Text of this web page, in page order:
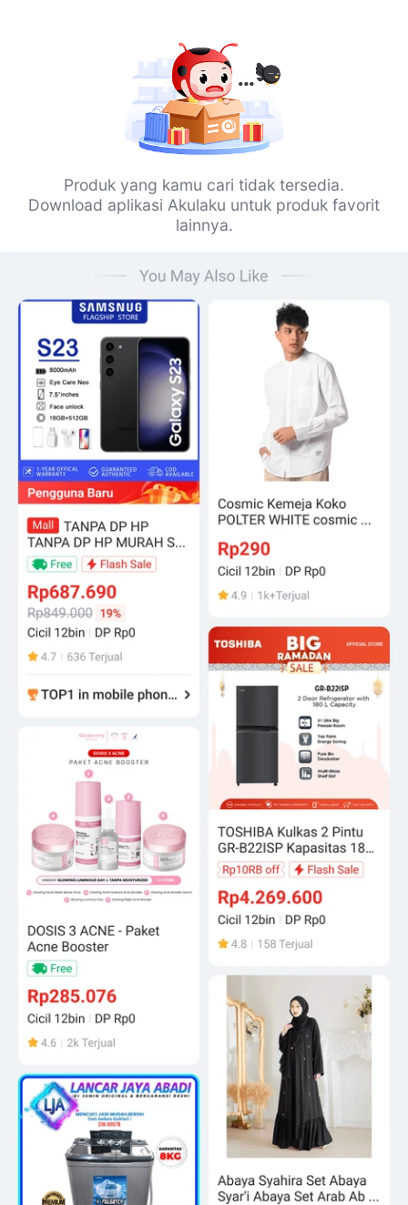
Produk yang kamu cari tidak tersedia.
Download aplikasi Akulaku untuk produk favorit
lainnya.